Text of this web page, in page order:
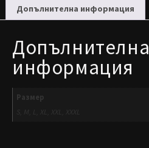
Допълнителна информация
Допълнителна
информация
Размер
S, M, L, XL, XXL, XXXL